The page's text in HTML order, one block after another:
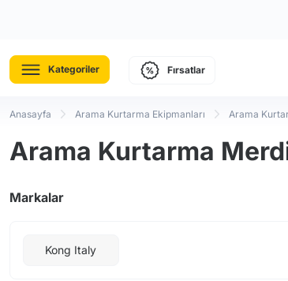
Kategoriler Fırsatlar
Anasayfa Arama Kurtarma Ekipmanları Arama
Arama Kurtarma
Markalar
Kong Italy